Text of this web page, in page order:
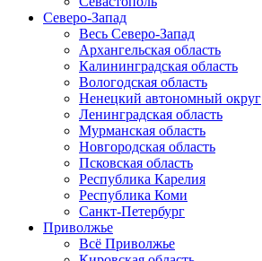
Северо-Запад
Весь Северо-Запад
Архангельская область
Калининградская область
Вологодская область
Ненецкий автономный округ
Ленинградская область
Мурманская область
Новгородская область
Псковская область
Республика Карелия
Республика Коми
Санкт-Петербург
Приволжье
Всё Приволжье